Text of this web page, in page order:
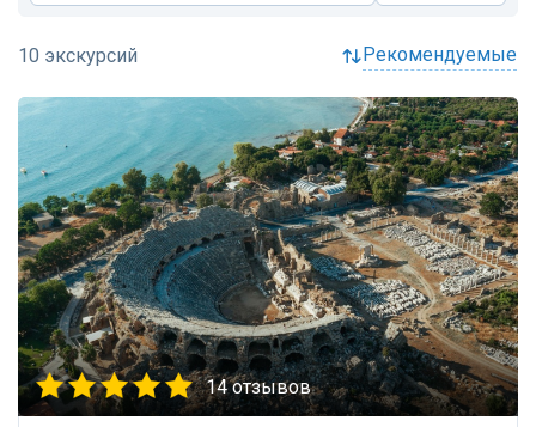
рекомендуемые
14 отзывов